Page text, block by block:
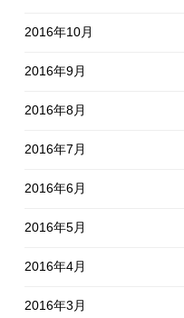
2016年10月
2016年9月
2016年8月
2016年7月
2016年6月
2016年5月
2016年4月
2016年3月